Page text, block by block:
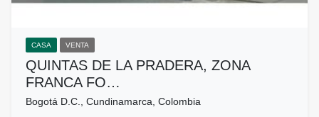
CASA VENTA
QUINTAS DE LA PRADERA, ZONA
FRANCA FO…
Bogotá D.C., Cundinamarca, Colombia